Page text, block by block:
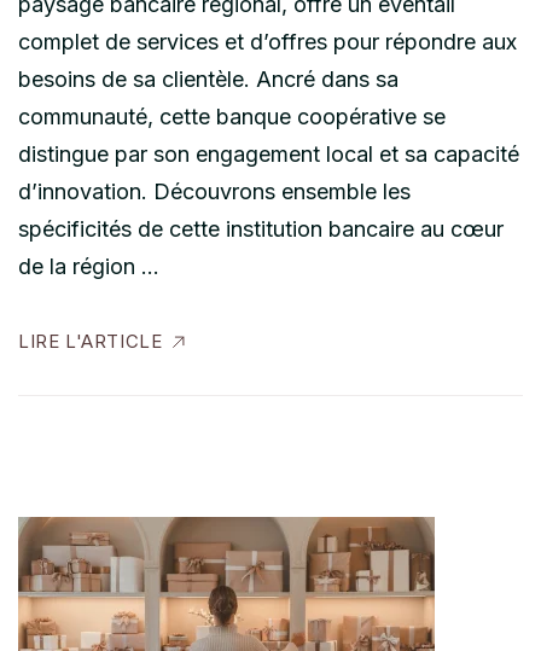
complet de services et d’offres pour répondre aux
besoins de sa clientèle. Ancré dans sa
communauté, cette banque coopérative se
distingue par son engagement local et sa capacité
d’innovation. Découvrons ensemble les
spécificités de cette institution bancaire au cœur
de la région …
LIRE L'ARTICLE